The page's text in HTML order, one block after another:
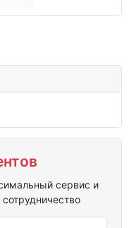
сервис и